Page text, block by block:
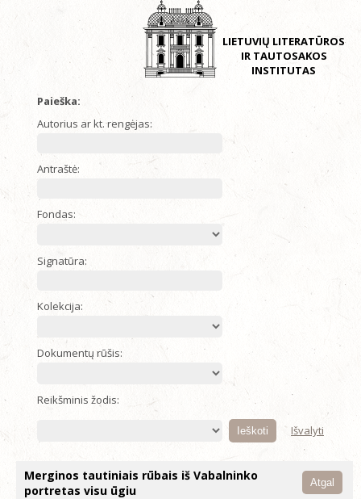
LIETUVIŲ LITERATŪROS
IR TAUTOSAKOS
INSTITUTAS
Paieška:
Autorius ar kt. rengėjas:
Antraštė:
Fondas:
Signatūra:
Kolekcija:
Dokumentų rūšis:
Reikšminis žodis:
Išvalyti
Merginos tautiniais rūbais iš Vabalninko
portretas visu ūgiu
Atgal